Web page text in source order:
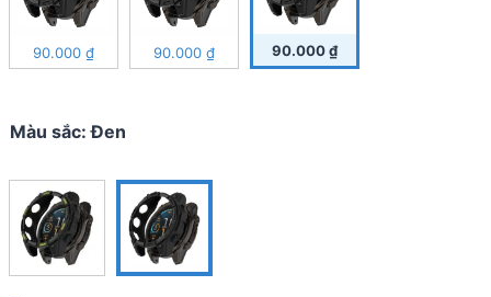
90.000 ₫ 90.000 ₫ 90.000₫
Màu sắc: Đen